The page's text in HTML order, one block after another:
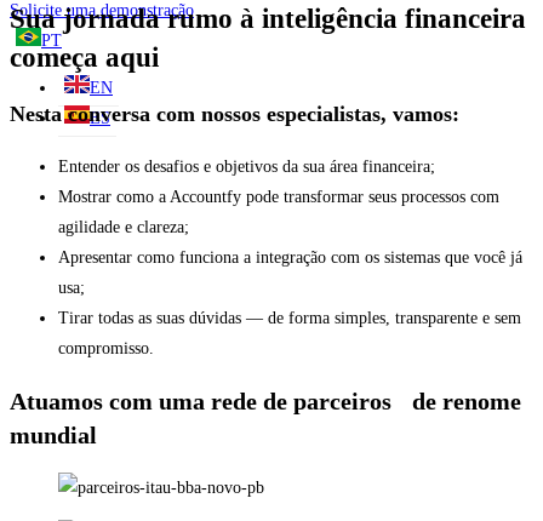
Solicite uma demonstração
PT
EN
ES
Sua jornada rumo à inteligência financeira
começa aqui
Nesta conversa com nossos especialistas, vamos:
Entender os desafios e objetivos da sua área financeira;
Mostrar como a Accountfy pode transformar seus processos com
agilidade e clareza;
Apresentar como funciona a integração com os sistemas que você já
usa;
Tirar todas as suas dúvidas — de forma simples, transparente e sem
compromisso.
Atuamos com uma rede de parceiros de renome
mundial